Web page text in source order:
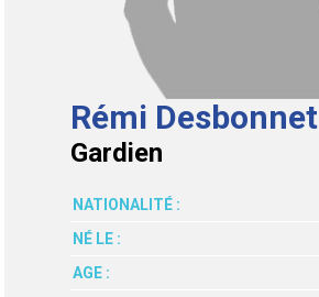
Rémi Desbonnet
Gardien
NATIONALITÉ :
NÉ LE :
AGE :